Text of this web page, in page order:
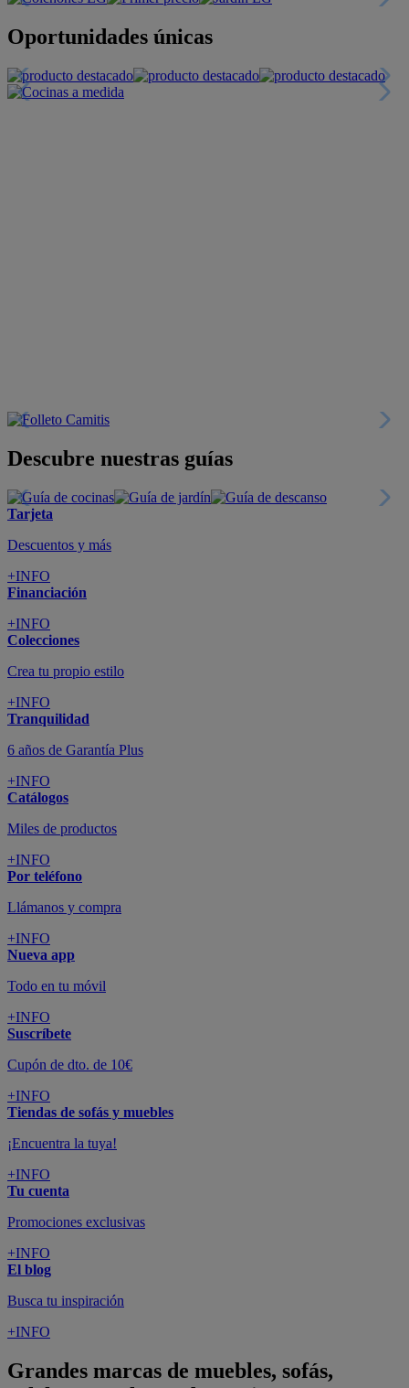
Oportunidades únicas
Descubre nuestras guías
Tarjeta
Descuentos y más
+INFO
Financiación
+INFO
Colecciones
Crea tu propio estilo
+INFO
Tranquilidad
6 años de Garantía Plus
+INFO
Catálogos
Miles de productos
+INFO
Por teléfono
Llámanos y compra
+INFO
Nueva app
Todo en tu móvil
+INFO
Suscríbete
Cupón de dto. de 10€
+INFO
Tiendas de sofás y muebles
¡Encuentra la tuya!
+INFO
Tu cuenta
Promociones exclusivas
+INFO
El blog
Busca tu inspiración
+INFO
Grandes marcas de muebles, sofás,